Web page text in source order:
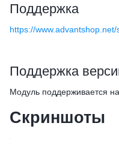
Поддержка
https://
Поддержка
Модуль поддерживается
Скриншоты